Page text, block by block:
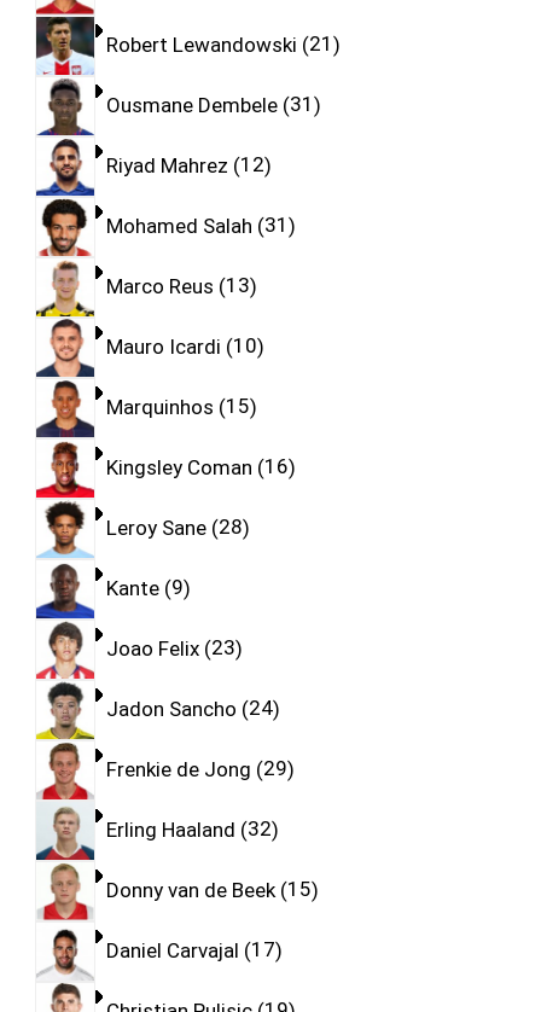
Robert Lewandowski 21
Ousmane Dembele 31
Riyad Mahrez 12
Mohamed Salah 31
Marco Reus 13
Mauro Icardi 10
Marquinhos 15
Kingsley Coman 16
Leroy Sane 28
Kante 9
Joao Felix 23
Jadon Sancho 24
Frenkie de Jong 29
Erling Haaland 32
Donny van de Beek 15
Daniel Carvajal 17